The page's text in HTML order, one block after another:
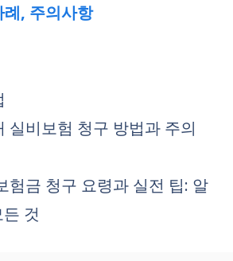
례, 주의사항
실비보험 청구 방법과 주의
험금 청구 요령과 실전 팁: 알
것